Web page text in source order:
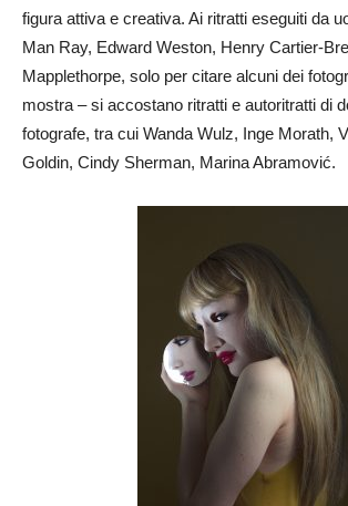
figura attiva e creativa. Ai ritratti eseguiti da
Man Ray, Edward Weston, Henry Cartier-
Mapplethorpe, solo per citare alcuni dei
mostra – si accostano ritratti e autoritratti di
fotografe, tra cui Wanda Wulz, Inge Morath,
Goldin, Cindy Sherman, Marina Abramović.